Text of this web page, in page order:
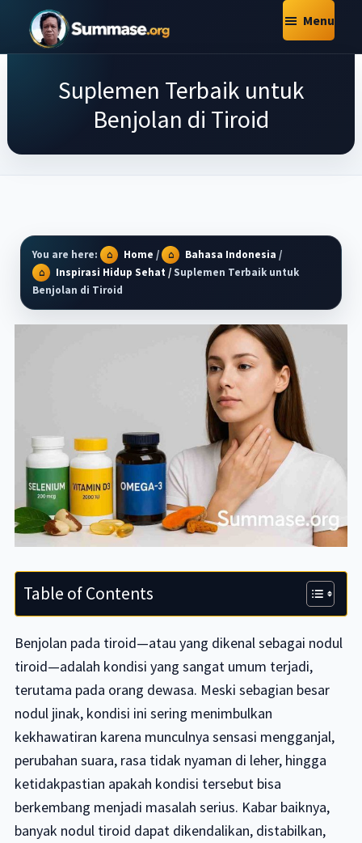
main
primary
footerSummase.Org
Inspiration
Stories
That
Menu
Suplemen Terbaik untuk
Benjolan di Tiroid
You are here: Home / Bahasa Indonesia /
Inspirasi Hidup Sehat / Suplemen Terbaik untuk
Benjolan di Tiroid
Table of Contents
Benjolan pada tiroid—atau yang dikenal sebagai nodul
tiroid—adalah kondisi yang sangat umum terjadi,
terutama pada orang dewasa. Meski sebagian besar
nodul jinak, kondisi ini sering menimbulkan
kekhawatiran karena munculnya sensasi mengganjal,
perubahan suara, rasa tidak nyaman di leher, hingga
ketidakpastian apakah kondisi tersebut bisa
berkembang menjadi masalah serius. Kabar baiknya,
banyak nodul tiroid dapat dikendalikan, distabilkan,